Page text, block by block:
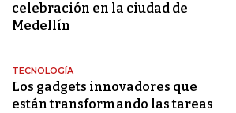
celebración en la ciudad de
Medellín
TECNOLOGÍA
Los gadgets innovadores que
están transformando las tareas